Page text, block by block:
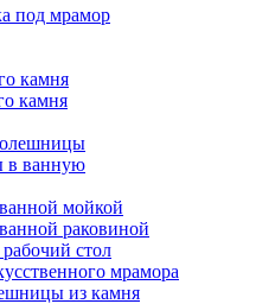
под мрамор
камня
камня
в ванную
мойкой
раковиной
стол
мрамора
из камня